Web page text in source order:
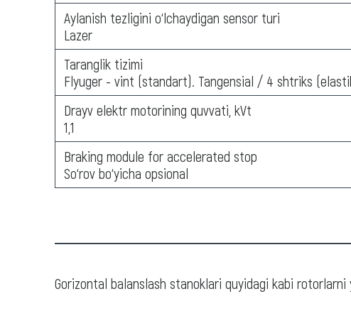
Aylanish tezligini o‘lchaydigan sensor turi
Lazer
Taranglik tizimi
Flyuger - vint (standart). Tangensial / 4 shtriks
Drayv elektr motorining quvvati, kVt
1,1
Braking module for accelerated stop
So‘rov bo‘yicha opsional
Gorizontal balanslash stanoklari quyidagi kabi